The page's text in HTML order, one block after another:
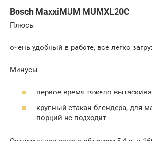
Bosch MaxxiMUM MUMXL20C
Плюсы
очень удобный в работе, все легко
Минусы
первое время тяжело
крупный стакан блендера, для
порций не подходит